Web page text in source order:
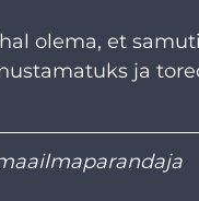
olema, et
ja